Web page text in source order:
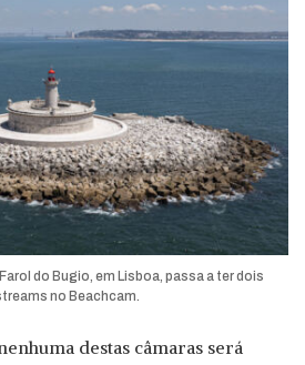
do Bugio, em Lisboa, passa a ter dois
no Beachcam.
destas câmaras será